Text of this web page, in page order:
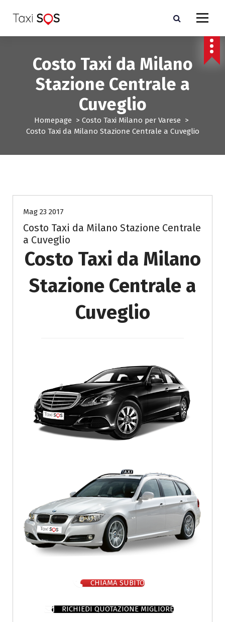
a
Costo Taxi da Milano
Stazione Centrale a
Cuveglio
Homepage > Costo Taxi Milano per Varese >
Costo Taxi da Milano Stazione Centrale a Cuveglio
Mag 23 2017
Costo Taxi da Milano Stazione Centrale
a Cuveglio
Costo Taxi da Milano
Stazione Centrale a
Cuveglio
CHIAMA SUBITO
RICHIEDI QUOTAZIONE MIGLIORE